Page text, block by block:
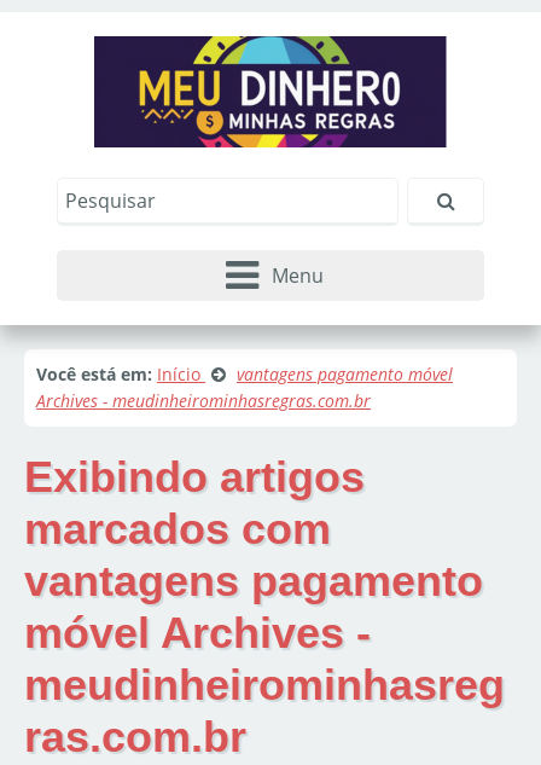
Menu
Você está em: Início
vantagens pagamento móvel
Archives - meudinheirominhasregras.com.br
Exibindo artigos
marcados com
vantagens pagamento
móvel Archives -
meudinheirominhasreg
ras.com.br